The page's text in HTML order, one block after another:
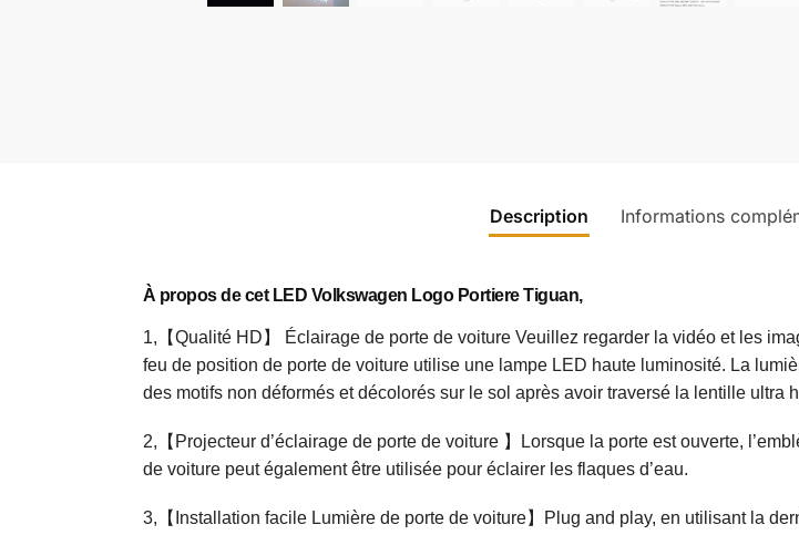
Description Informations
À propos de cet LED Volkswagen Logo Portiere Tiguan,
1,【Qualité HD】 Éclairage de porte de voiture Veuillez regarder la vidéo et les
feu de position de porte de voiture utilise une lampe LED haute luminosité. La
des motifs non déformés et décolorés sur le sol après avoir traversé la lentille ultra
2,【Projecteur d’éclairage de porte de voiture 】Lorsque la porte est ouverte,
de voiture peut également être utilisée pour éclairer les flaques d’eau.
3,【Installation facile Lumière de porte de voiture】Plug and play, en utilisant la